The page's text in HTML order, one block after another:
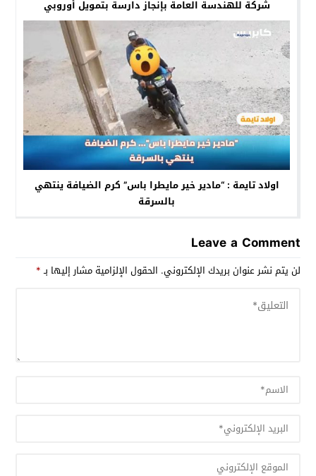
شركة للهندسة العامة بإنجاز دارسة بتمويل أوروبي
اولاد تايمة : “مادير خير مايطرا باس” كرم الضيافة ينتهي
بالسرقة
Leave a Comment
لن يتم نشر عنوان بريدك الإلكتروني. الحقول الإلزامية مشار إليها بـ*